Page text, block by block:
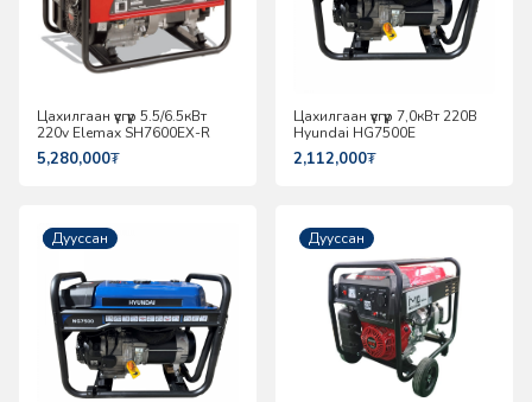
Цахилгаан үүсгүүр 5.5/6.5кВт
220v Elemax SH7600EX-R
5,280,000₮
Цахилгаан үүсгүүр 7,0кВт 220В
Hyundai HG7500E
2,112,000₮
Шинэ
Дууссан Дууссан